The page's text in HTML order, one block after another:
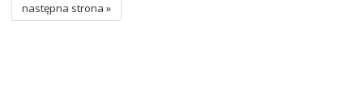
następna strona »